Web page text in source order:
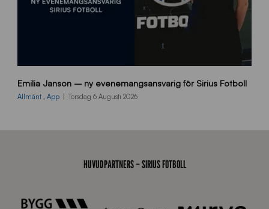
0
0
Emilia Janson – ny evenemangsansvarig för Sirius Fotboll
Allmänt App Torsdag 6 Augusti 2026
HUVUDPARTNERS – SIRIUS FOTBOLL